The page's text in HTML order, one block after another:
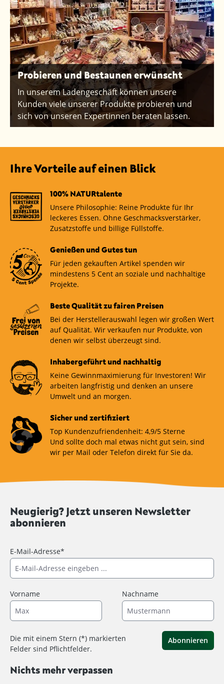
Probieren und Bestaunen erwünscht
In unserem Ladengeschäft können unsere
Kunden viele unserer Produkte probieren und
sich von unseren Expertinnen beraten lassen.
Ihre Vorteile auf einen Blick
100% NATURtalente
Unsere Philosophie: Reine Produkte für Ihr
leckeres Essen. Ohne Geschmacksverstärker,
Zusatzstoffe und billige Füllstoffe.
Genießen und Gutes tun
Für jeden gekauften Artikel spenden wir
mindestens 5 Cent an soziale und nachhaltige
Projekte.
Beste Qualität zu fairen Preisen
Bei der Herstellerauswahl legen wir großen Wert
auf Qualität. Wir verkaufen nur Produkte, von
denen wir selbst überzeugt sind.
Inhabergeführt und nachhaltig
Keine Gewinnmaximierung für Investoren! Wir
arbeiten langfristig und denken an unsere
Umwelt und an morgen.
Sicher und zertifiziert
Top Kundenzufriendenheit: 4,9/5 Sterne
Und sollte doch mal etwas nicht gut sein, sind
wir per Mail oder Telefon direkt für Sie da.
Neugierig? Jetzt unseren Newsletter
abonnieren
E-Mail-Adresse*
Vorname Nachname
Die mit einem Stern (*) markierten
Felder sind Pflichtfelder.
Abonnieren
Nichts mehr verpassen